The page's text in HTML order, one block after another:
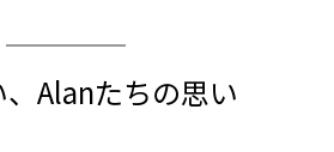
Alanたちの思い